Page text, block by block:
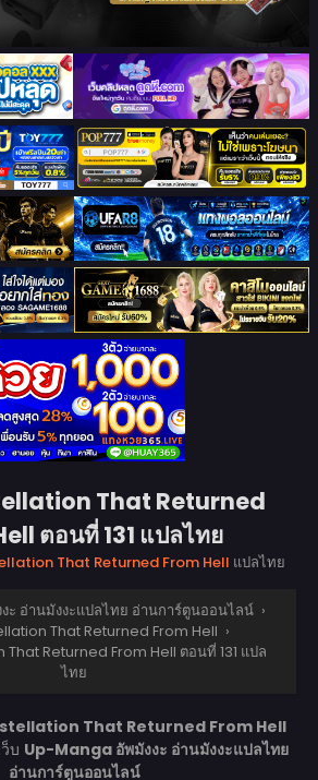
That Returned
ตอนที่ 131 แปลไทย
That Returned From Hell แปลไทย
ะ อ่านมังงะแปลไทย อ่านการ์ตูนออนไลน์ ›
That Returned From Hell ›
Returned From Hell ตอนที่ 131 แปล
ไทย
That Returned From Hell
บ Up-Manga อัพมังงะ อ่านมังงะแปลไทย
อ่านการ์ตูนออนไลน์